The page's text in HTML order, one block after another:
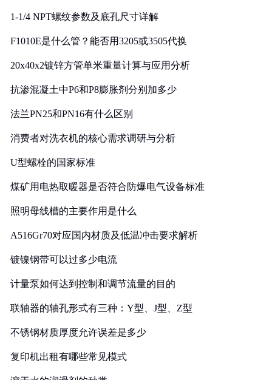
1-1/4 NPT螺纹参数及底孔尺寸详解
F1010E是什么管？能否用3205或3505代换
20x40x2镀锌方管单米重量计算与应用分析
抗渗混凝土中P6和P8膨胀剂分别加多少
法兰PN25和PN16有什么区别
消费者对洗衣机的核心需求调研与分析
U型螺栓的国家标准
煤矿用电热取暖器是否符合防爆电气设备标准
照明母线槽的主要作用是什么
A516Gr70对应国内材质及低温冲击要求解析
镀镍钢带可以过多少电流
计量泵如何达到控制和调节流量的目的
联轴器的轴孔形式有三种：Y型、J型、Z型
不锈钢材质厚度允许误差是多少
复印机出租有哪些常见模式